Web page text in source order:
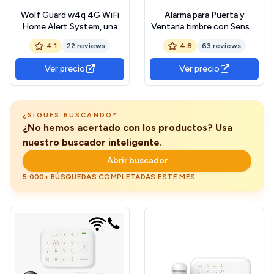
Wolf Guard w4q 4G WiFi
Home Alert System, una
Aplicación Compatible con
Alexa
4.1 22 reviews
Ver precio
Alarma para Puerta y
Ventana timbre con Sensor
magnético para puerta 38
sonido 4 Adjustable
Volume Mode LED
Indicator Timbre para
negocios/casa
4.8 63 reviews
Ver precio
¿SIGUES BUSCANDO?
¿No hemos acertado con los productos? Usa
nuestro buscador inteligente.
Abrir buscador
5.000+ BÚSQUEDAS COMPLETADAS ESTE MES